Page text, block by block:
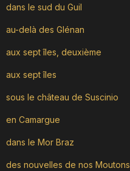
dans le sud du Guil
au-delà des Glénan
aux sept îles, deuxième
aux sept îles
sous le château de Suscinio
en Camargue
dans le Mor Braz
des nouvelles de nos Moutons